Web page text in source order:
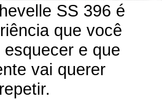
SS 396 é
que você
e que
vai querer
repetir.